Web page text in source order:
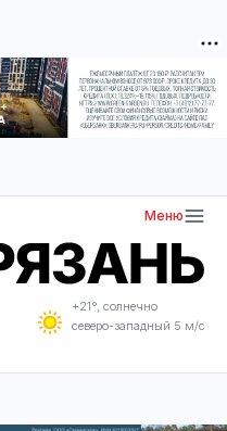
Меню
+21°, солнечно
северо-западный 5 м/с